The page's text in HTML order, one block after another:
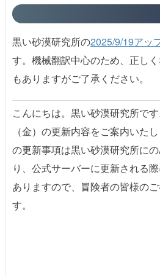
黒い砂漠研究所の2025/9/19アッ
す。機械翻訳中心のため、正し
もありますがご了承ください。
こんにちは。黒い砂漠研究所で
（金）の更新内容をご案内いた
の更新事項は黒い砂漠研究所に
り、公式サーバーに更新される
ありますので、冒険者の皆様の
す。